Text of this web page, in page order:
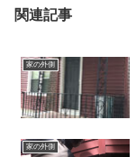
関連記事
家の外側
家の外側